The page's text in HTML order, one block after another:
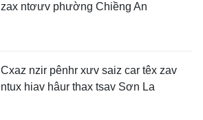
zax ntơưv phường Chiềng An
Cxaz nzir pênhr xưv saiz car têx zav
ntux hiav hâur thax tsav Sơn La